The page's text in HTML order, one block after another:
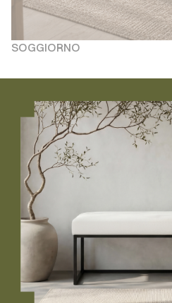
SOGGIORNO